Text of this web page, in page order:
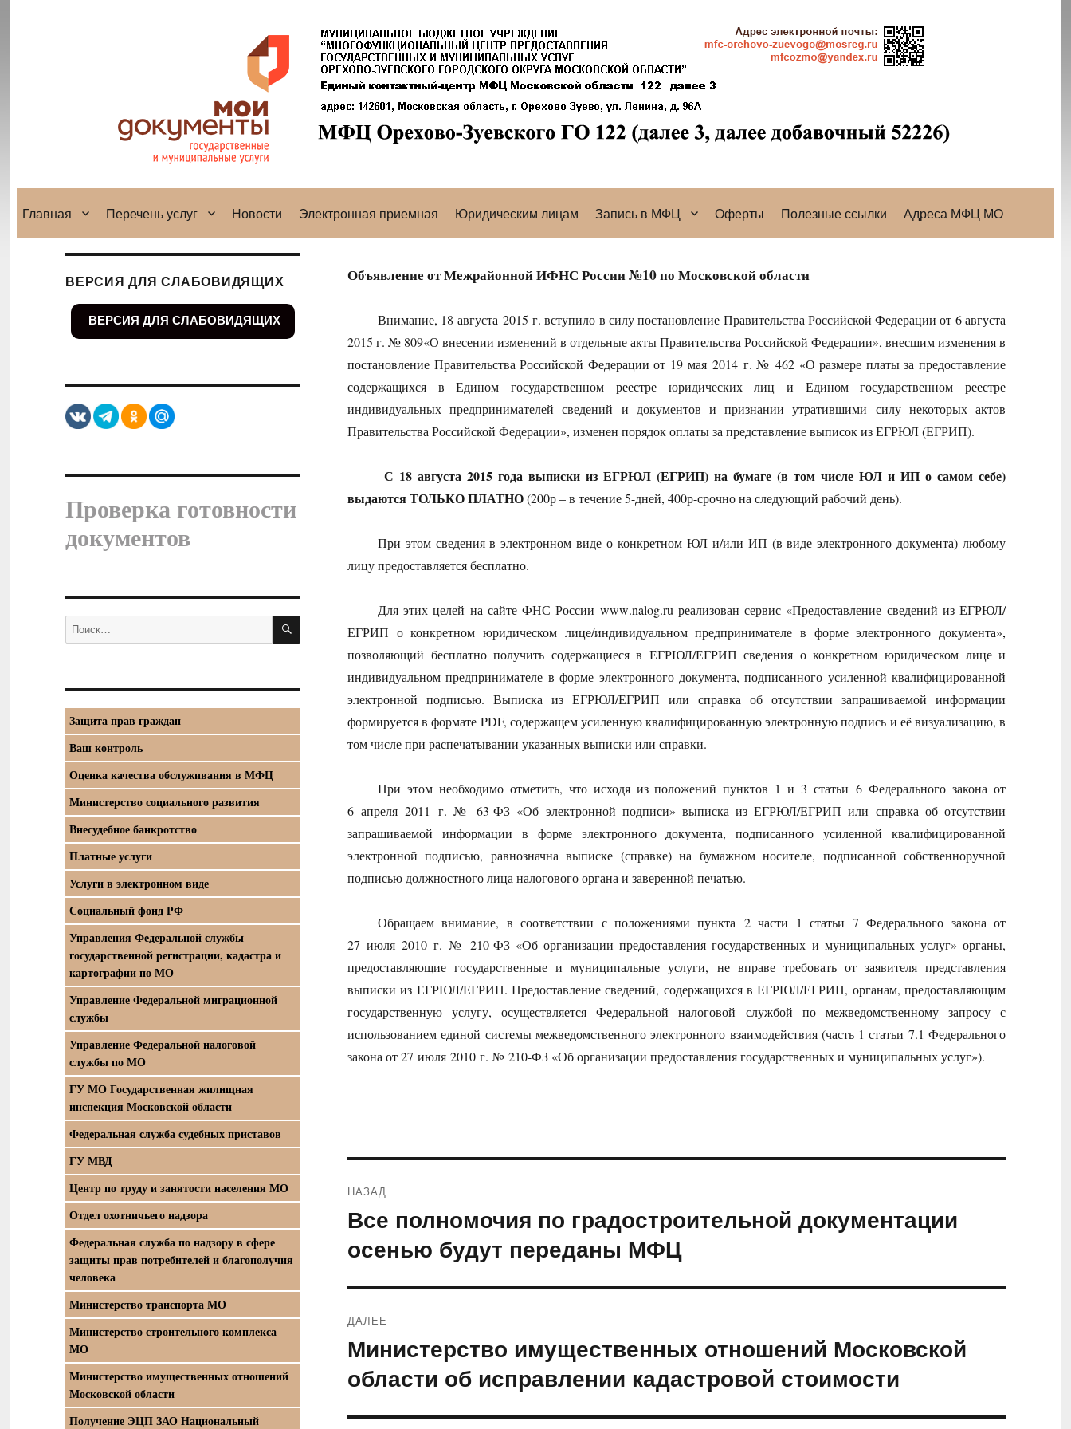
Главная Перечень услуг Новости Электронная приемная Юридическим лицам Запись в МФЦ Оферты Полезные ссылки Адреса МФЦ МО
Объявление от Межрайонной ИФНС России №10 по Московской области
Внимание, 18 августа 2015 г. вступило в силу постановление Правительства Российской Федерации от 6 августа
2015 г. № 809«О внесении изменений в отдельные акты Правительства Российской Федерации», внесшим изменения в
постановление Правительства Российской Федерации от 19 мая 2014 г. № 462 «О размере платы за предоставление
содержащихся в Едином государственном реестре юридических лиц и Едином государственном реестре
индивидуальных предпринимателей сведений и документов и признании утратившими силу некоторых актов
Правительства Российской Федерации», изменен порядок оплаты за представление выписок из ЕГРЮЛ (ЕГРИП).
С 18 августа 2015 года выписки из ЕГРЮЛ (ЕГРИП) на бумаге (в том числе ЮЛ и ИП о самом себе)
выдаются ТОЛЬКО ПЛАТНО(200р – в течение 5-дней, 400р-срочно на следующий рабочий день).
При этом сведения в электронном виде о конкретном ЮЛ и/или ИП (в виде электронного документа) любому
лицу предоставляется бесплатно.
Для этих целей на сайте ФНС России www.nalog.ru реализован сервис «Предоставление сведений из ЕГРЮЛ/
ЕГРИП о конкретном юридическом лице/индивидуальном предпринимателе в форме электронного документа»,
позволяющий бесплатно получить содержащиеся в ЕГРЮЛ/ЕГРИП сведения о конкретном юридическом лице и
индивидуальном предпринимателе в форме электронного документа, подписанного усиленной квалифицированной
электронной подписью. Выписка из ЕГРЮЛ/ЕГРИП или справка об отсутствии запрашиваемой информации
формируется в формате PDF, содержащем усиленную квалифицированную электронную подпись и её визуализацию, в
том числе при распечатывании указанных выписки или справки.
При этом необходимо отметить, что исходя из положений пунктов 1 и 3 статьи 6 Федерального закона от
6 апреля 2011 г. № 63-ФЗ «Об электронной подписи» выписка из ЕГРЮЛ/ЕГРИП или справка об отсутствии
запрашиваемой информации в форме электронного документа, подписанного усиленной квалифицированной
электронной подписью, равнозначна выписке (справке) на бумажном носителе, подписанной собственноручной
подписью должностного лица налогового органа и заверенной печатью.
Обращаем внимание, в соответствии с положениями пункта 2 части 1 статьи 7 Федерального закона от
27 июля 2010 г. № 210-ФЗ «Об организации предоставления государственных и муниципальных услуг» органы,
предоставляющие государственные и муниципальные услуги, не вправе требовать от заявителя представления
выписки из ЕГРЮЛ/ЕГРИП. Предоставление сведений, содержащихся в ЕГРЮЛ/ЕГРИП, органам, предоставляющим
государственную услугу, осуществляется Федеральной налоговой службой по межведомственному запросу с
использованием единой системы межведомственного электронного взаимодействия (часть 1 статьи 7.1 Федерального
закона от 27 июля 2010 г. № 210-ФЗ «Об организации предоставления государственных и муниципальных услуг»).
по
записям
НАЗАД
Предыдущая
Все полномочия по градостроительной документации
осенью будут переданы МФЦ
ДАЛЕЕ
Следующая
запись:
Министерство имущественных отношений Московской
области об исправлении кадастровой стоимости
ВЕРСИЯ ДЛЯ СЛАБОВИДЯЩИХ
ВЕРСИЯ ДЛЯ СЛАБОВИДЯЩИХ
Проверка готовности
документов
Искать: ПОИСК
Защита прав граждан
Ваш контроль
Оценка качества обслуживания в МФЦ
Министерство социального развития
Внесудебное банкротство
Платные услуги
Услуги в электронном виде
Социальный фонд РФ
Управления Федеральной службы
государственной регистрации, кадастра и
картографии по МО
Управление Федеральной миграционной
службы
Управление Федеральной налоговой
службы по МО
ГУ МО Государственная жилищная
инспекция Московской области
Федеральная служба судебных приставов
ГУ МВД
Центр по труду и занятости населения МО
Отдел охотничьего надзора
Федеральная служба по надзору в сфере
защиты прав потребителей и благополучия
человека
Министерство транспорта МО
Министерство строительного комплекса
МО
Министерство имущественных отношений
Московской области
Получение ЭЦП ЗАО Национальный